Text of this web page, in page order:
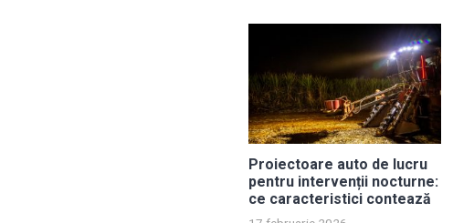
Proiectoare auto de lucru
pentru intervenții nocturne:
ce caracteristici contează